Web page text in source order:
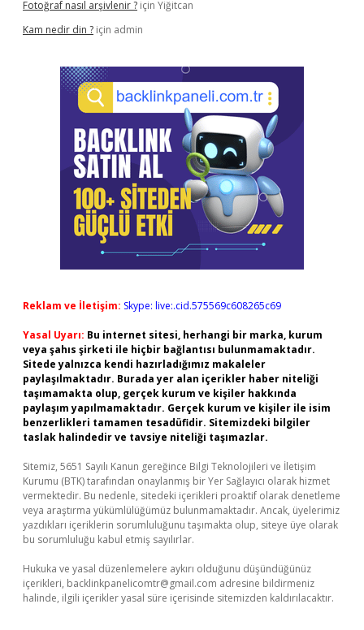
Fotoğraf nasıl arşivlenir ? için Yiğitcan
Kam nedir din ? için admin
Reklam ve İletişim: Skype: live:.cid.575569c608265c69
Yasal Uyarı: Bu internet sitesi, herhangi bir marka, kurum
veya şahıs şirketi ile hiçbir bağlantısı bulunmamaktadır.
Sitede yalnızca kendi hazırladığımız makaleler
paylaşılmaktadır. Burada yer alan içerikler haber niteliği
taşımamakta olup, gerçek kurum ve kişiler hakkında
paylaşım yapılmamaktadır. Gerçek kurum ve kişiler ile isim
benzerlikleri tamamen tesadüfidir. Sitemizdeki bilgiler
taslak halindedir ve tavsiye niteliği taşımazlar.
Sitemiz, 5651 Sayılı Kanun gereğince Bilgi Teknolojileri ve İletişim
Kurumu (BTK) tarafından onaylanmış bir Yer Sağlayıcı olarak hizmet
vermektedir. Bu nedenle, sitedeki içerikleri proaktif olarak denetleme
veya araştırma yükümlülüğümüz bulunmamaktadır. Ancak, üyelerimiz
yazdıkları içeriklerin sorumluluğunu taşımakta olup, siteye üye olarak
bu sorumluluğu kabul etmiş sayılırlar.
Hukuka ve yasal düzenlemelere aykırı olduğunu düşündüğünüz
içerikleri, backlinkpanelicomtr@gmail.com adresine bildirmeniz
halinde, ilgili içerikler yasal süre içerisinde sitemizden kaldırılacaktır.